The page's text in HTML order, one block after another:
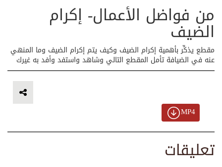
من فواضل الأعمال- إكرام
الضيف
مقطع يذكِّر بأهمية إكرام الضيف وكيف يتم إكرام الضيف وما المنهي
عنه في الضيافة تأمل المقطع التالي وشاهد واستفد وأفد به غيرك
MP4
تعليقات